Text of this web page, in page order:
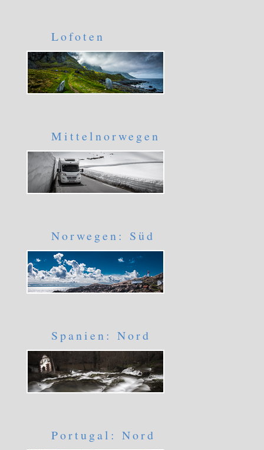
Lofoten
Mittelnorwegen
Norwegen: Süd
Spanien: Nord
Portugal: Nord